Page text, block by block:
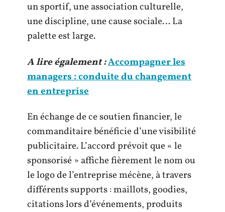
un sportif, une association culturelle,
une discipline, une cause sociale… La
palette est large.
A lire également :Accompagner les
managers : conduite du changement
en entreprise
En échange de ce soutien financier, le
commanditaire bénéficie d’une visibilité
publicitaire. L’accord prévoit que « le
sponsorisé » affiche fièrement le nom ou
le logo de l’entreprise mécène, à travers
différents supports : maillots, goodies,
citations lors d’événements, produits